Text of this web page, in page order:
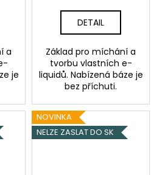
a
je
DETAIL
Základ pro míchání a
tvorbu vlastních e-
liquidů. Nabízená báze je
bez příchuti.
NOVINKA
NELZE ZASLAT DO SK